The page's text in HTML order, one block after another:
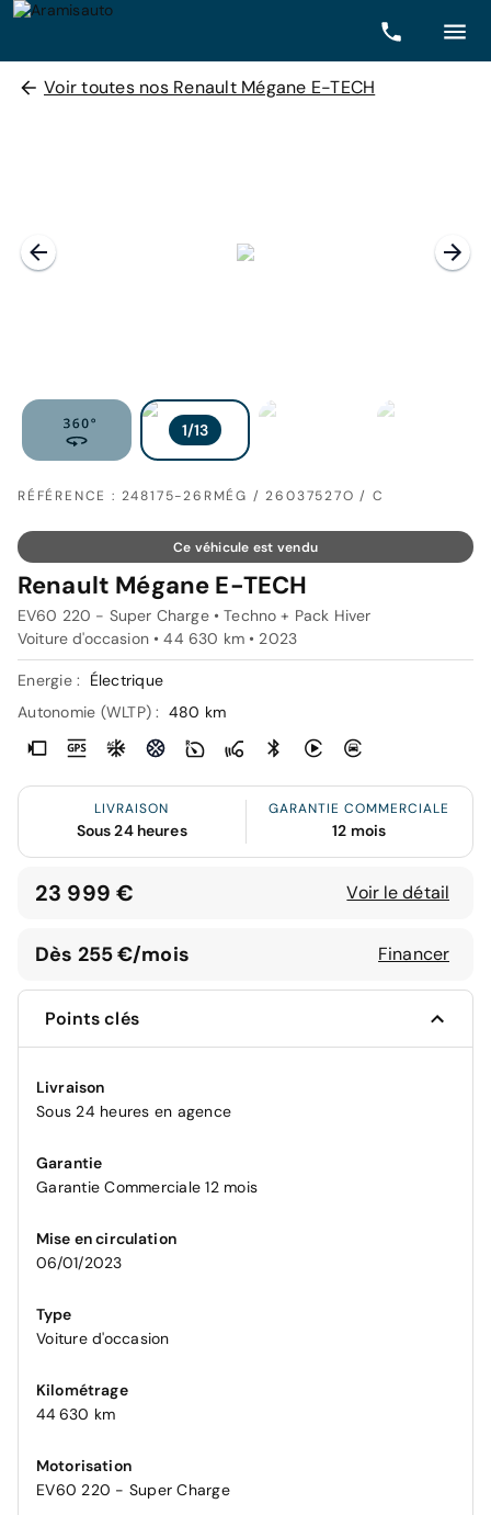
Voir toutes nos Renault Mégane E-TECH
RÉFÉRENCE : 248175-26RMÉG / 26037527O / C
Ce véhicule est vendu
Renault Mégane E-TECH
EV60 220 - Super Charge • Techno + Pack Hiver
Voiture d'occasion • 44 630 km • 2023
Energie :
Électrique
Autonomie (WLTP) : 480 km
LIVRAISON
Sous 24 heures
GARANTIE COMMERCIALE
12 mois
23 999 € Voir le détail
Dès 255 €/mois Financer
Points clés
Livraison
Sous 24 heures en agence
Garantie
Garantie Commerciale 12 mois
Mise en circulation
06/01/2023
Type
Voiture d'occasion
Kilométrage
44 630 km
Motorisation
EV60 220 - Super Charge